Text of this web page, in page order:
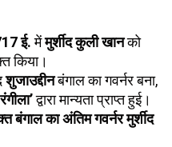
ई.मेंमुर्शीद कुली खानको
किया।
शुजाउद्दीनबंगाल का गवर्नर बना,
द्वारा मान्यता प्राप्त हुई।
बंगाल का अंतिम गवर्नर मुर्शीद